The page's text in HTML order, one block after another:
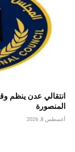
انتقالي عدن ينظم
المنصورة
أغسطس 8, 2026